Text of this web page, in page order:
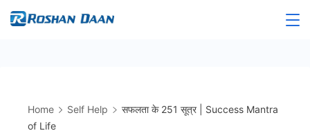
Skip
Home Self Help
सफलता के 251 सूत्र | Success Mantra
of Life